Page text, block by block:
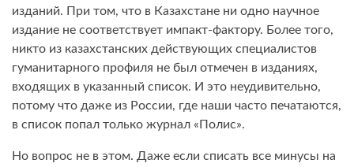
изданий. При том, что в Казахстане ни одно научное
издание не соответствует импакт-фактору. Более того,
никто из казахстанских действующих специалистов
гуманитарного профиля не был отмечен в изданиях,
входящих в указанный список. И это неудивительно,
потому что даже из России, где наши часто печатаются,
в список попал только журнал «Полис».
Но вопрос не в этом. Даже если списать все минусы на